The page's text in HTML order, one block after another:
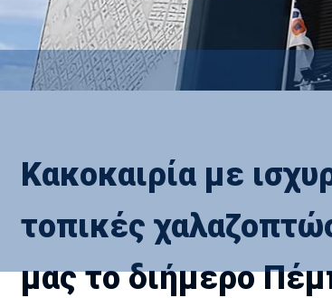
Κακοκαιρία με
τοπικές
μας το διήμερο